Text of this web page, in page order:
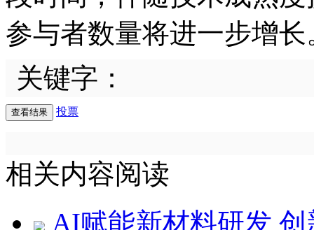
参与者数量将进一步增长
关键字：
投票
相关内容阅读
AI赋能新材料研发